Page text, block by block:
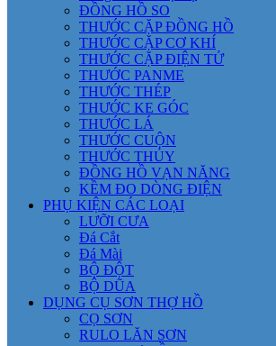
ĐỒNG HỒ SO
THƯỚC CẶP ĐỒNG HỒ
THƯỚC CẶP CƠ KHÍ
THƯỚC CẶP ĐIỆN TỬ
THƯỚC PANME
THƯỚC THÉP
THƯỚC KE GÓC
THƯỚC LÁ
THƯỚC CUỘN
THƯỚC THỦY
ĐỒNG HỒ VẠN NĂNG
KỀM ĐO DÒNG ĐIỆN
PHỤ KIỆN CÁC LOẠI
LƯỠI CƯA
Đá Cắt
Đá Mài
BỘ ĐỘT
BỘ DŨA
DỤNG CỤ SƠN THỢ HỒ
CỌ SƠN
RULO LĂN SƠN